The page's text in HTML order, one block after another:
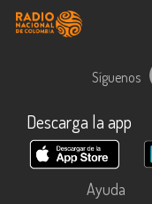
Síguenos
Descarga la app
Ayuda